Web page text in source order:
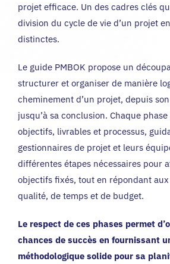
projet efficace. Un des cadres clés
division du cycle de vie d’un projet
distinctes.
Le guide PMBOK propose un
structurer et organiser de manière
cheminement d’un projet, depuis
jusqu’à sa conclusion. Chaque
objectifs, livrables et processus,
gestionnaires de projet et leurs
différentes étapes nécessaires pour
objectifs fixés, tout en répondant
qualité, de temps et de budget.
Le respect de ces phases permet
chances de succès en fournissant
méthodologique solide pour sa